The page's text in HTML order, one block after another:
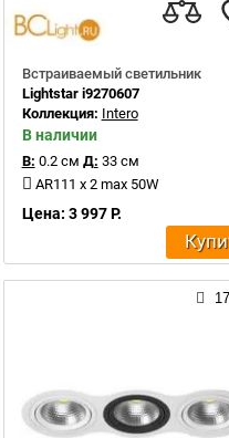
Встраиваемый светильник
Lightstar i9270607
Коллекция: Intero
В наличии
В: 0.2 см Д: 33 см
AR111 x 2 max 50W
Цена: 3 997 Р.